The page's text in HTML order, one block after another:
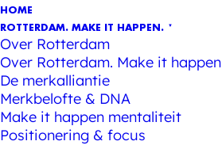
HOME
ROTTERDAM. MAKE IT HAPPEN.
Over Rotterdam
Over Rotterdam. Make it happen
De merkalliantie
Merkbelofte & DNA
Make it happen mentaliteit
Positionering & focus